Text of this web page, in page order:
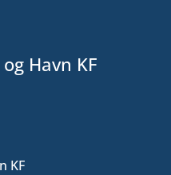
Havn KF
KF